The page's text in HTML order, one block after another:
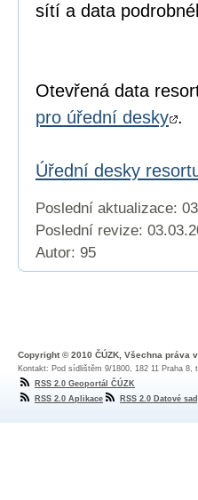
sítí a data
Otevřená data
pro úřední desky .
Úřední desky
Poslední aktualizace:
Poslední revize:
Autor: 95
Copyright © 2010 ČÚZK, Všechna práva
Kontakt: Pod sídlištěm 9/1800, 182 11 Praha 8,
RSS 2.0 Geoportál ČÚZK
RSS 2.0 Aplikace
RSS 2.0 Datové